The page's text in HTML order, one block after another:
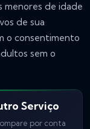
menores de idade
de sua
o consentimento
sem o
Serviço
por conta